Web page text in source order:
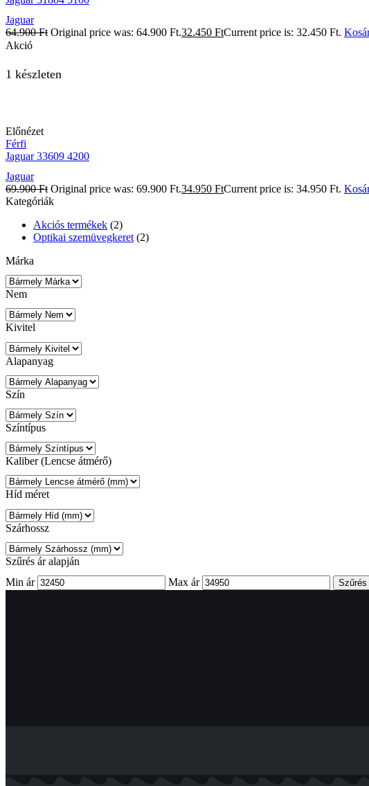
Jaguar
64.900Ft Original price was: 64.900 Ft.32.450 FtCurrent price is: 32.450 Ft.
Akció
1 készleten
Előnézet
Férfi
Jaguar 33609 4200
Jaguar
69.900Ft Original price was: 69.900 Ft.34.950 FtCurrent price is: 34.950 Ft.
Kategóriák
Akciós termékek (2)
Optikai szemüvegkeret (2)
Márka
Nem
Kivitel
Alapanyag
Szín
Színtípus
Kaliber (Lencse átmérő)
Híd méret
Szárhossz
Szűrés ár alapján
Min ár
Max ár Szűrés